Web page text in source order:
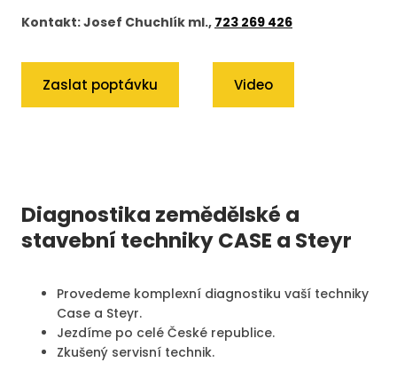
Kontakt: Josef Chuchlík ml., 723 269 426
Zaslat poptávku Video
Diagnostika zemědělské a
stavební technikyCASE a Steyr
Provedeme komplexní diagnostiku vaší techniky
Case a Steyr.
Jezdíme po celé České republice.
Zkušený servisní technik.